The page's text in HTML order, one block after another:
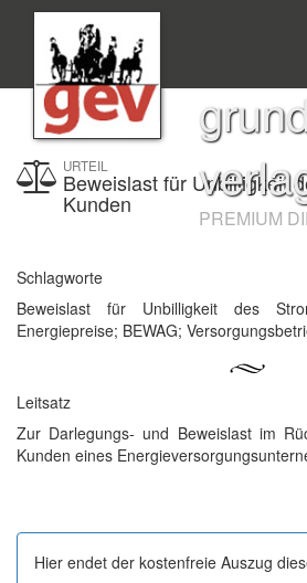
PREMIUM
URTEIL
Beweislast für Unbilligkeit
Kunden
Schlagworte
Beweislast für Unbilligkeit des
Energiepreise; BEWAG;
Leitsatz
Zur Darlegungs- und Beweislast im
Kunden eines
Hier endet der kostenfreie Auszug